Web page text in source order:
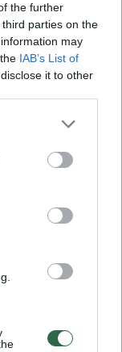
the further
parties on the
may
IAB’s List of
it to other
00:00:30
dviejų moterų ir
kils iki
00:15:54
įsitvirtinti